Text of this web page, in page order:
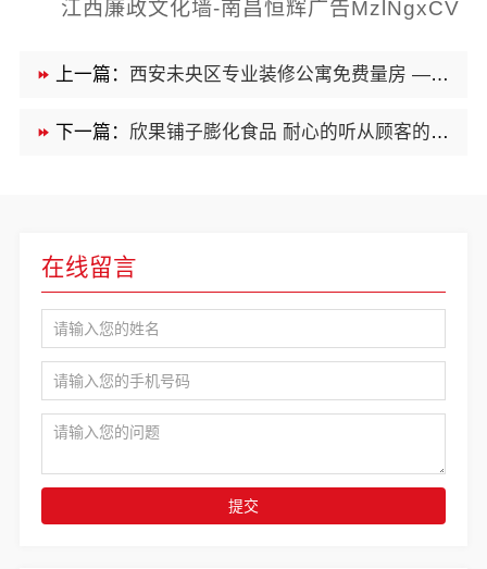
江西廉政文化墙-南昌恒辉广告MzlNgxCV
上一篇： 西安未央区专业装修公寓免费量房 — 居安天成
下一篇： 欣果铺子膨化食品 耐心的听从顾客的要求
在线留言
提交